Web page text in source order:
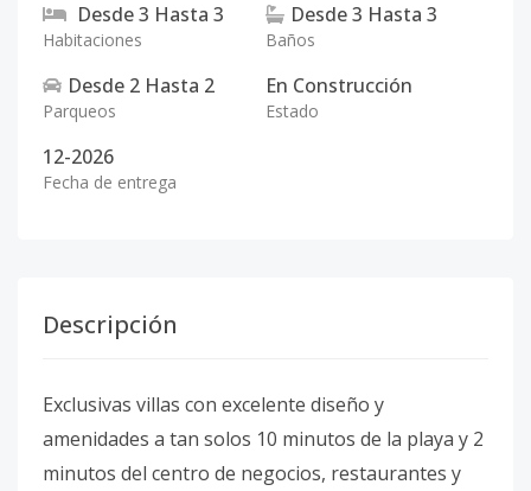
Desde3 Hasta 3
Habitaciones
Desde3 Hasta 3
Baños
Desde 2 Hasta 2
Parqueos
En Construcción
Estado
12-2026
Fecha de entrega
Descripción
Exclusivas villas con excelente diseño y
amenidades a tan solos 10 minutos de la playa y 2
minutos del centro de negocios, restaurantes y